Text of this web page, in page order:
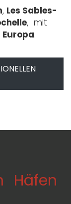
, Les Sables-
, mit
Europa.
Häfen